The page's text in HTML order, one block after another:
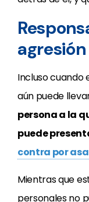
agresión
Incluso cuando
aún puede
persona a la
puede
contra por
Mientras que
personales no